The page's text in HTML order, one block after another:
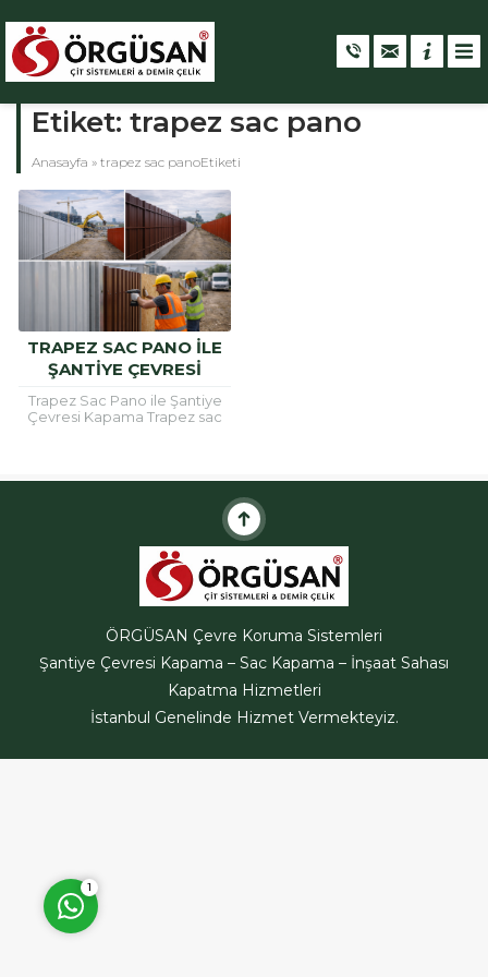
Etiket: trapez sac pano
Anasayfa » trapez sac panoEtiketi
TRAPEZ SAC PANO ILE
ŞANTIYE ÇEVRESI
KAPAMA
Trapez Sac Pano ile Şantiye
Çevresi Kapama Trapez sac
ÖRGÜSAN Teklif Hattı
1
ÖRGÜSAN Çevre Koruma Sistemleri
Şantiye Çevresi Kapama – Sac Kapama – İnşaat Sahası
Kapatma Hizmetleri
İstanbul Genelinde Hizmet Vermekteyiz.